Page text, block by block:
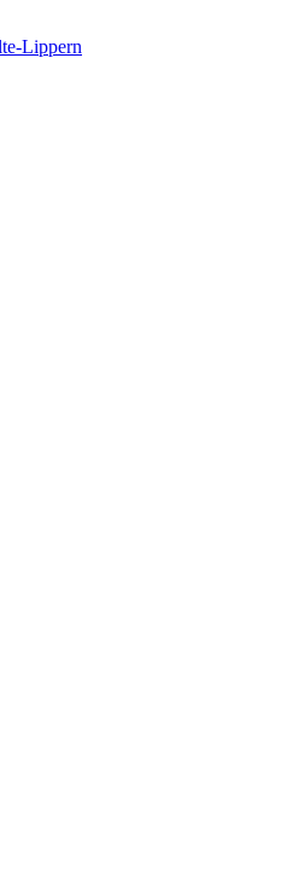
Lippern